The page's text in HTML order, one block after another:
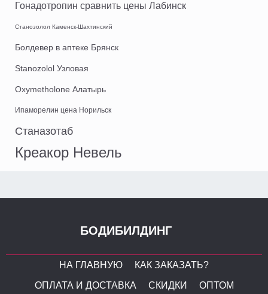
Гонадотропин сравнить цены Лабинск
Станозолол Каменск-Шахтинский
Болдевер в аптеке Брянск
Stanozolol Узловая
Oxymetholone Алатырь
Ипаморелин цена Норильск
Станазотаб
Креакор Невель
БОДИБИЛДИНГ
НА ГЛАВНУЮ
КАК ЗАКАЗАТЬ?
ОПЛАТА И ДОСТАВКА
СКИДКИ ОПТОМ